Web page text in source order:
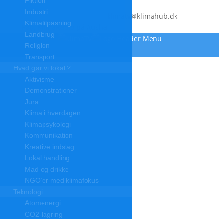
Følg KlimaRadio på Ausha
klimatv@klimahub.dk
Industri
Klimatilpasning
Landbrug
Religion
Transport
Hvad gør vi lokalt?
Aktivisme
Demonstrationer
Jura
Klima i hverdagen
Klimapsykologi
Kommunikation
Kreative indslag
Lokal handling
Mad og drikke
NGO’er med klimafokus
Teknologi
Atomenergi
CO2-lagring